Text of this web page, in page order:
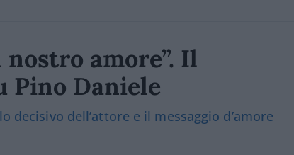
amore”. Il
Pino Daniele
decisivo dell’attore e il messaggio d’amore